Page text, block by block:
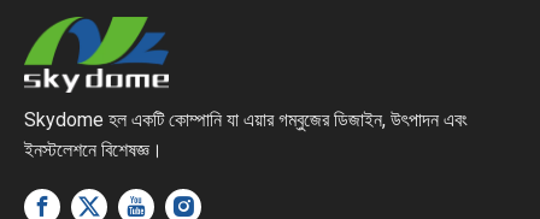
Skydome হল একটি কোম্পানি যা এয়ার গম্বুজের ডিজাইন, উৎপাদন এবং
ইনস্টলেশনে বিশেষজ্ঞ।